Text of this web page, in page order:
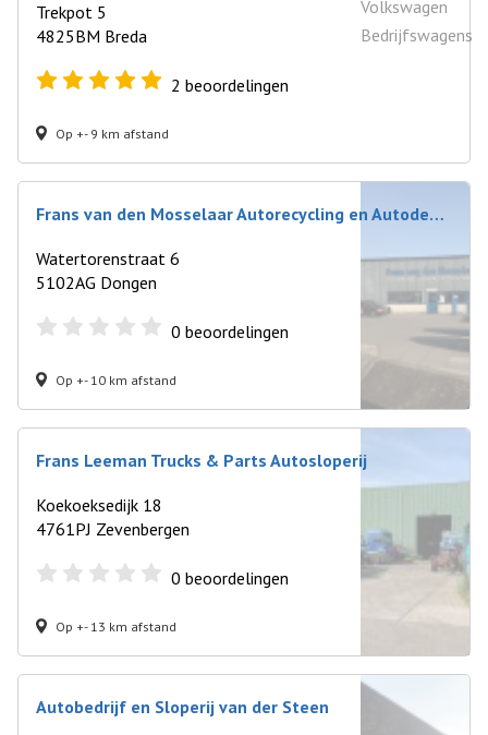
Trekpot 5
4825BM Breda
2 beoordelingen
Op +- 9 km afstand
Frans van den Mosselaar Autorecycling en Autodemontage
Watertorenstraat 6
5102AG Dongen
0 beoordelingen
Op +- 10 km afstand
Frans Leeman Trucks & Parts Autosloperij
Koekoeksedijk 18
4761PJ Zevenbergen
0 beoordelingen
Op +- 13 km afstand
Autobedrijf en Sloperij van der Steen